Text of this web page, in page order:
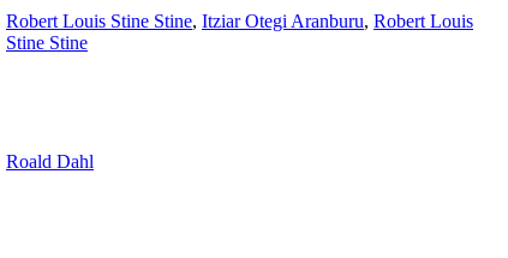
Robert Louis Stine Stine, Itziar Otegi Aranburu, Robert Louis
Stine Stine
Roald Dahl